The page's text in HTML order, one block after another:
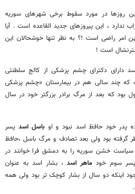
روزها در مورد سقوط برخی شهرهای سوریه
ندارد ، این پیروزهای جدید القاعده است . آیا
امر راضی است !؟ به نظر تنها خوشحالان این
است !
دارای دکترای چشم پزشکی از کالج سلطنتی
که چند سالی هم در بیمارستان «چشم پزشکی
بود که بعد از مرگ برادر بزرگتر خود در سال
پدر خود حافظ اسد نبود و او باسل اسد پسر
گرفته بود ولی بعد تصادف و مرگ باسل ،حافظ
سیاست خشن سوریه را به دمشق فرا خوانند در
پسر سوم خود ماهر اسد ، بشار اسد به عنوان
اینکه دو سال از بشار کوچک تر بود ولی همه